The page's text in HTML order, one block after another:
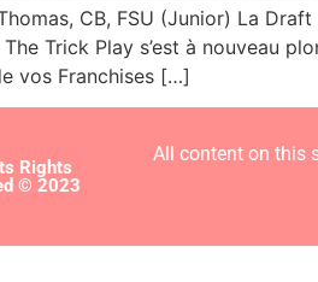
CB, FSU (Junior) La
The Trick Play s’est à nouveau
vos Franchises […]
Rights
© 2023
All content on this